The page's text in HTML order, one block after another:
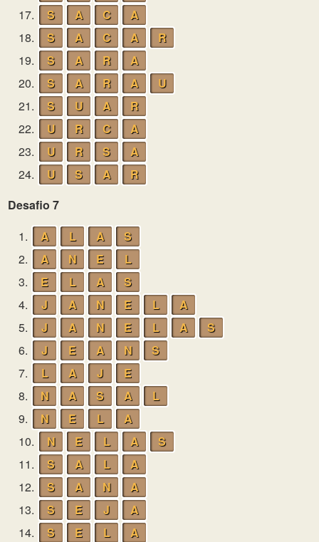
17. S A C
A
18.
S A C A
R
19.
S A R
A
20.
S A R A
U
21.
S U A
R
22.
U R C
A
23.
U R S
A
24.
U S A
R
Desafio 7
1.
A L A
S
2.
A N E
L
3.
E L A
S
4.
J A N E L
A
5.
J A N E L A
S
6.
J E A N
S
7.
L A J
E
8.
N A S A
L
9.
N E L
A
10.
N E L A
S
11.
S A L
A
12.
S A N
A
13.
S E J
A
14.
S E L
A